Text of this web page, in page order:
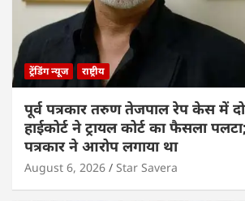
ट्रेंडिंग न्यूज राष्ट्रीय
पूर्व पत्रकार तरुण तेजपाल रेप केस में
हाईकोर्ट ने ट्रायल कोर्ट का फैसला
पत्रकार ने आरोप लगाया था
August 6, 2026 Star Savera